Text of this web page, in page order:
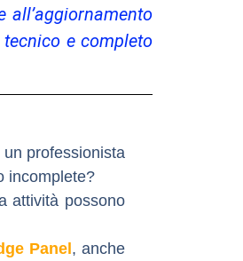
e completo
un professionista
incomplete?
attività possono
Panel , anche